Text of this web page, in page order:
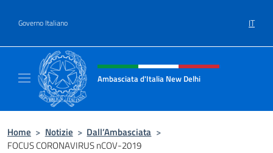
Governo Italiano IT
Intestazione sito, social e menù
Ambasciata d'Italia New Delhi
Home > Notizie > Dall’Ambasciata >
FOCUS CORONAVIRUS nCOV-2019